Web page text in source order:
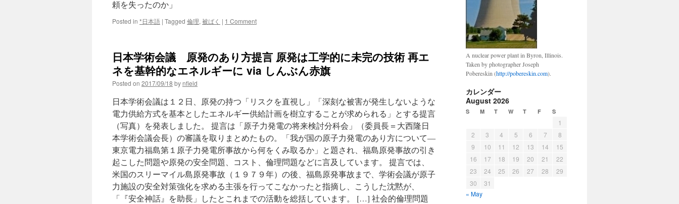
頼を失ったのか」
Posted in *日本語 | Tagged 倫理, 被ばく | 1 Comment
日本学術会議 原発のあり方提言 原発は工学的に未完の技術 再エ
ネを基幹的なエネルギーに via しんぶん赤旗
Posted on 2017/09/18 by nfield
日本学術会議は１２日、原発の持つ「リスクを直視し」「深刻な被害が発生しないような
電力供給方式を基本としたエネルギー供給計画を樹立することが求められる」とする提言
（写真）を発表しました。 提言は「原子力発電の将来検討分科会」（委員長＝大西隆日
本学術会議会長）の審議を取りまとめたもの。「我が国の原子力発電のあり方について―
東京電力福島第１原子力発電所事故から何をくみ取るか」と題され、福島原発事故の引き
起こした問題や原発の安全問題、コスト、倫理問題などに言及しています。 提言では、
米国のスリーマイル島原発事故（１９７９年）の後、福島原発事故まで、学術会議が原子
力施設の安全対策強化を求める主張を行ってこなかったと指摘し、こうした沈黙が、
「『安全神話』を助長」したとこれまでの活動を総括しています。 […] 社会的倫理問題
A nuclear power plant in Byron, Illinois.
Taken by photographer Joseph
Pobereskin (http://pobereskin.com).
カレンダー
August 2026
S M T W T F S
1
2
3 4 5 6 7
8
9
10 11 12 13 14
15
16
17 18 19 20 21
22
23
24 25 26 27 28
29
30
31
« May